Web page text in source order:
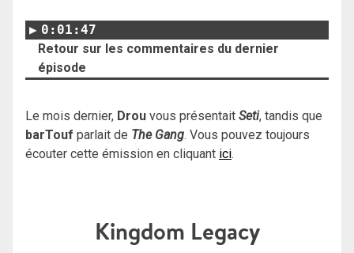
0:01:47
Retour sur les commentaires du dernier
épisode
Le mois dernier, Drou vous présentait Seti, tandis que
barTouf parlait de The Gang. Vous pouvez toujours
écouter cette émission en cliquant ici.
Kingdom Legacy